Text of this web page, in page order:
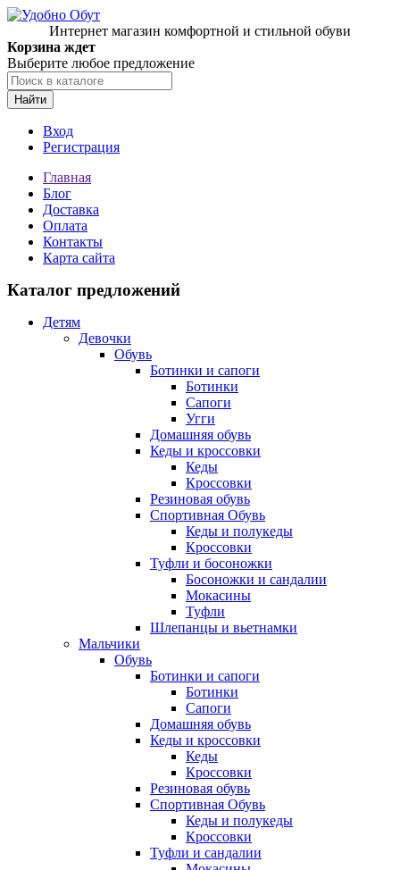
Интернет магазин комфортной и стильной обуви
Корзина ждет
Выберите любое предложение
Найти
Вход
Регистрация
Главная
Блог
Доставка
Оплата
Контакты
Карта сайта
Каталог предложений
Детям
Девочки
Обувь
Ботинки и сапоги
Ботинки
Сапоги
Угги
Домашняя обувь
Кеды и кроссовки
Кеды
Кроссовки
Резиновая обувь
Спортивная Обувь
Кеды и полукеды
Кроссовки
Туфли и босоножки
Босоножки и сандалии
Мокасины
Туфли
Шлепанцы и вьетнамки
Мальчики
Обувь
Ботинки и сапоги
Ботинки
Сапоги
Домашняя обувь
Кеды и кроссовки
Кеды
Кроссовки
Резиновая обувь
Спортивная Обувь
Кеды и полукеды
Кроссовки
Туфли и сандалии